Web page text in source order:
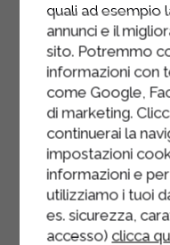
Le Golden
garni d'un
souhaitez.
quali ad esempio
annunci e il
sito. Potremmo
informazioni con
come Google,
di marketing.
continuerai la
impostazioni
informazioni e
utilizziamo i tuoi
es. sicurezza,
accesso) clicca